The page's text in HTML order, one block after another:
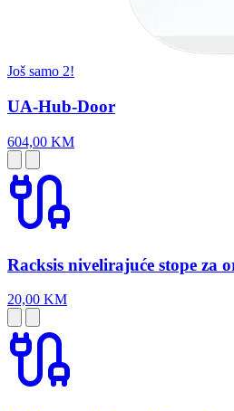
Još samo 2!
UA-Hub-Door
604,00 KM
Racksis nivelirajuće stope za
20,00 KM